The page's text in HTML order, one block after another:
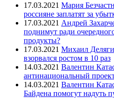
17.03.2021 Мария
россияне заплатят за
17.03.2021 Андрей
поднимут ради
продукты?
17.03.2021 Михаил
взорвался ростом в 10 раз
14.03.2021 Валентин
антинациональный
14.03.2021 Валентин
Байдена помогут надуть